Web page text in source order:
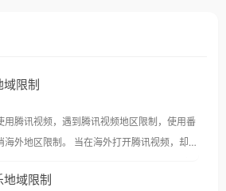
限制
用腾讯视频，遇到腾讯视频地区限制，使用番
限制。 当在海外打开腾讯视频，却突
、加拿 域限制